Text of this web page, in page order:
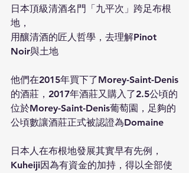
日本頂級清酒名門「九平次」跨足布根
地，
用釀清酒的匠人哲學，去理解Pinot
Noir與土地
他們在2015年買下了Morey-Saint-Denis
的酒莊，2017年酒莊又購入了2.5公頃的
位於Morey-Saint-Denis葡萄園，足夠的
公頃數讓酒莊正式被認證為Domaine
日本人在布根地發展其實早有先例，
Kuheiji因為有資金的加持，得以全部使